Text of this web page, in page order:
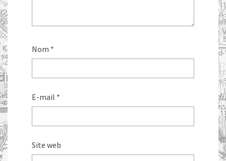
Nom *
E-mail *
Site web